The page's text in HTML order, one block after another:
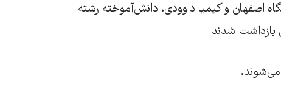
اصفهان و کیمیا داوودی، دانش‌آموخته رشته
می‌شوند.